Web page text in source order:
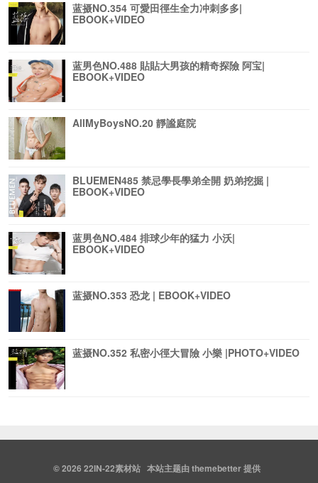
蓝摄NO.354 可愛田徑生全力冲刺多多|
EBOOK+VIDEO
蓝男色NO.488 貼貼大男孩的精奇探險 阿宝|
EBOOK+VIDEO
AllMyBoysNO.20 靜謐庭院
BLUEMEN485 禁忌學長學弟全開 奶弟挖掘 |
EBOOK+VIDEO
蓝男色NO.484 排球少年的猛力 小沃|
EBOOK+VIDEO
蓝摄NO.353 恐龙 | EBOOK+VIDEO
蓝摄NO.352 私密小徑大冒險 小樂 |PHOTO+VIDEO
© 2026 22IN-22素材站 本站主题由themebetter提供